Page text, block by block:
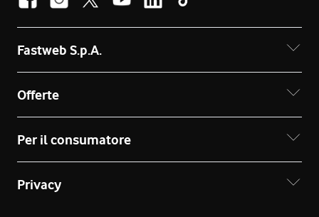
Fastweb S.p.A.
Offerte
Per il consumatore
Privacy